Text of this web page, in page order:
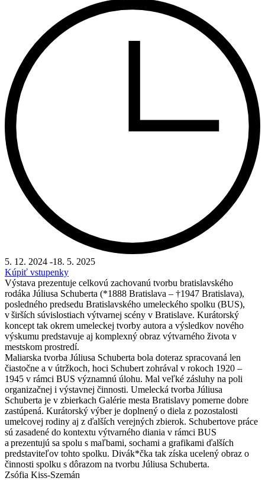
5. 12. 2024 -18. 5. 2025
Kúpiť vstupenky
Výstava prezentuje celkovú zachovanú tvorbu bratislavského
rodáka Júliusa Schuberta (*1888 Bratislava – †1947 Bratislava),
posledného predsedu Bratislavského umeleckého spolku (BUS),
v širších súvislostiach výtvarnej scény v Bratislave. Kurátorský
koncept tak okrem umeleckej tvorby autora a výsledkov nového
výskumu predstavuje aj komplexný obraz výtvarného života v
mestskom prostredí.
Maliarska tvorba Júliusa Schuberta bola doteraz spracovaná len
čiastočne a v útržkoch, hoci Schubert zohrával v rokoch 1920 –
1945 v rámci BUS významnú úlohu. Mal veľké zásluhy na poli
organizačnej i výstavnej činnosti. Umelecká tvorba Júliusa
Schuberta je v zbierkach Galérie mesta Bratislavy pomerne dobre
zastúpená. Kurátorský výber je doplnený o diela z pozostalosti
umelcovej rodiny aj z ďalších verejných zbierok. Schubertove práce
sú zasadené do kontextu výtvarného diania v rámci BUS
a prezentujú sa spolu s maľbami, sochami a grafikami ďalších
predstaviteľov tohto spolku. Divák*čka tak získa ucelený obraz o
činnosti spolku s dôrazom na tvorbu Júliusa Schuberta.
Zsófia Kiss-Szemán